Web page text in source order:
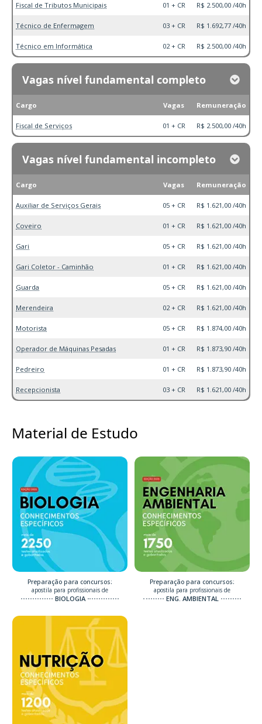
Fiscal de Tributos Municipais 01 + CR R$ 2.500,00 /40h
Técnico de Enfermagem 03 + CR R$ 1.692,77 /40h
Técnico em Informática 02 + CR R$ 2.500,00 /40h
Vagas nível fundamental completo
Cargo Vagas Remuneração
Fiscal de Serviços 01 + CR R$ 2.500,00 /40h
Vagas nível fundamental incompleto
Cargo Vagas Remuneração
Auxiliar de Serviços Gerais 05 + CR R$ 1.621,00 /40h
Coveiro 01 + CR R$ 1.621,00 /40h
Gari 05 + CR R$ 1.621,00 /40h
Gari Coletor - Caminhão 01 + CR R$ 1.621,00 /40h
Guarda 05 + CR R$ 1.621,00 /40h
Merendeira 02 + CR R$ 1.621,00 /40h
Motorista 05 + CR R$ 1.874,00 /40h
Operador de Máquinas Pesadas 01 + CR R$ 1.873,90 /40h
Pedreiro 01 + CR R$ 1.873,90 /40h
Recepcionista 03 + CR R$ 1.621,00 /40h
Material de Estudo
Preparação para concursos:
apostila para profissionais de
BIOLOGIA
Preparação para concursos:
apostila para profissionais de
ENG. AMBIENTAL